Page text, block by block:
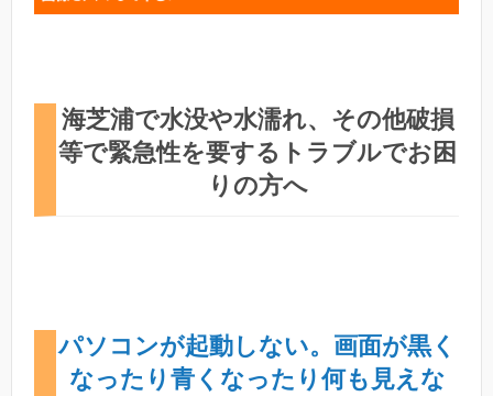
海芝浦で水没や水濡れ、その他破損
等で緊急性を要するトラブルでお困
りの方へ
パソコンが起動しない。画面が黒く
なったり青くなったり何も見えな